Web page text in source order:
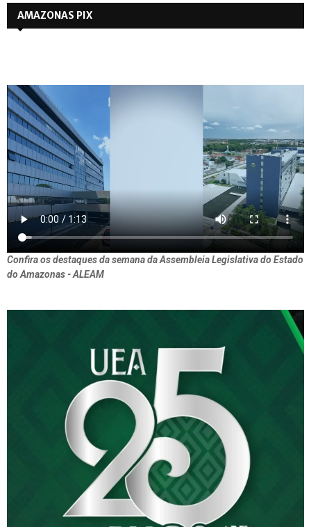
AMAZONAS PIX
Confira os destaques da semana da Assembleia Legislativa do Estado
do Amazonas - ALEAM